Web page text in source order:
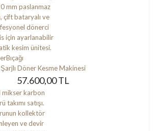
Şarjlı Döner Kesme Makinesi
57.600,00 TL